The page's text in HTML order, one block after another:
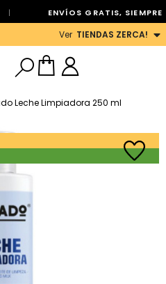
| ENVÍOS GRATIS, SIEMPRE
Ver TIENDAS ZERCA!
Leche Limpiadora 250 ml